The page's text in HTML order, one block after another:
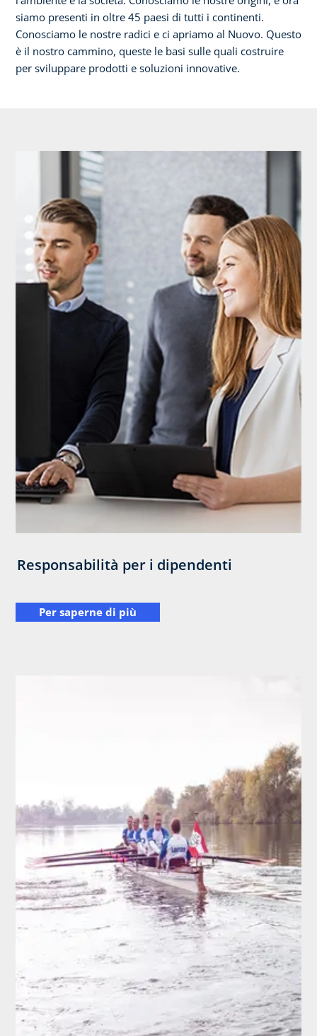
siamo presenti in oltre 45 paesi di tutti i continenti.
Conosciamo le nostre radici e ci apriamo al Nuovo. Questo
è il nostro cammino, queste le basi sulle quali costruire
per sviluppare prodotti e soluzioni innovative.
Responsabilità per i dipendenti
Per saperne di più